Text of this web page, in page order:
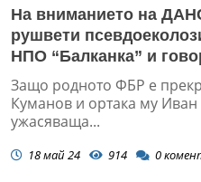
На вниманието на
рушвети
НПО “Балканка” и
Куманов, за да
сигурност на
Защо родното ФБР е
Куманов и ортака му Иван
ужасяваща...
18 май 24 914 0